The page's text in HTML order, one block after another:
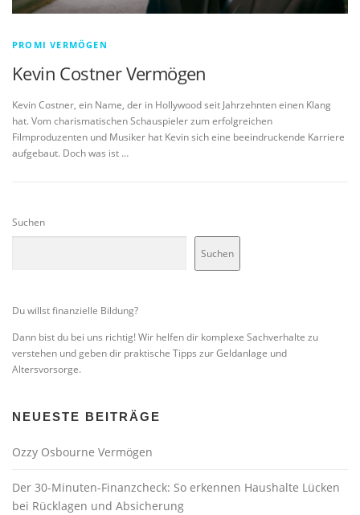
PROMI VERMÖGEN
Kevin Costner Vermögen
Kevin Costner, ein Name, der in Hollywood seit Jahrzehnten einen Klang
hat. Vom charismatischen Schauspieler zum erfolgreichen
Filmproduzenten und Musiker hat Kevin sich eine beeindruckende Karriere
aufgebaut. Doch was ist …
Suchen
Suchen
Du willst finanzielle Bildung?
Dann bist du bei uns richtig! Wir helfen dir komplexe Sachverhalte zu
verstehen und geben dir praktische Tipps zur Geldanlage und
Altersvorsorge.
NEUESTE BEITRÄGE
Ozzy Osbourne Vermögen
Der 30-Minuten-Finanzcheck: So erkennen Haushalte Lücken
bei Rücklagen und Absicherung